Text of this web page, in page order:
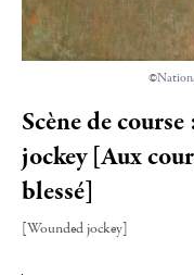
Scène de
jockey [Aux
blessé]
[Wounded jockey]